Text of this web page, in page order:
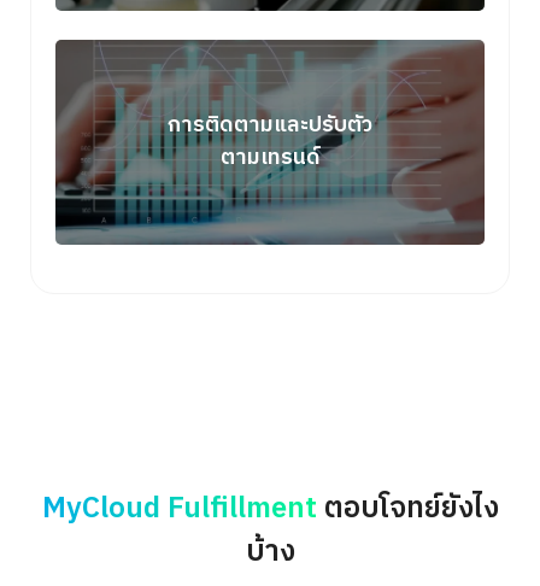
การติดตามและปรับตัว
ตามเทรนด์
MyCloud Fulfillment ตอบโจทย์ยังไง
บ้าง